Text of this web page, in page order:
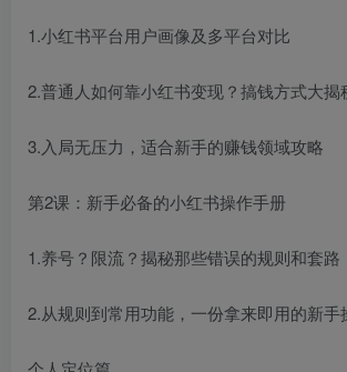
1.小红书平台用户画像及多平台对比
2.普通人如何靠小红书变现？搞钱方式大揭
3.入局无压力，适合新手的赚钱领域攻略
第2课：新手必备的小红书操作手册
1.养号？限流？揭秘那些错误的规则和套路
2.从规则到常用功能，一份拿来即用的新手